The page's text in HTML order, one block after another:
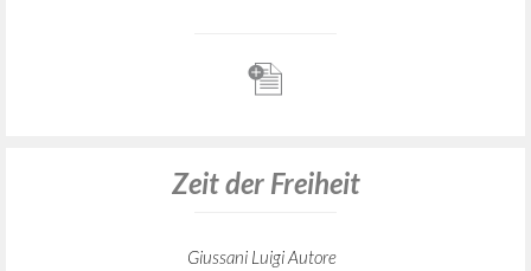
Zeit der Freiheit
Giussani Luigi Autore